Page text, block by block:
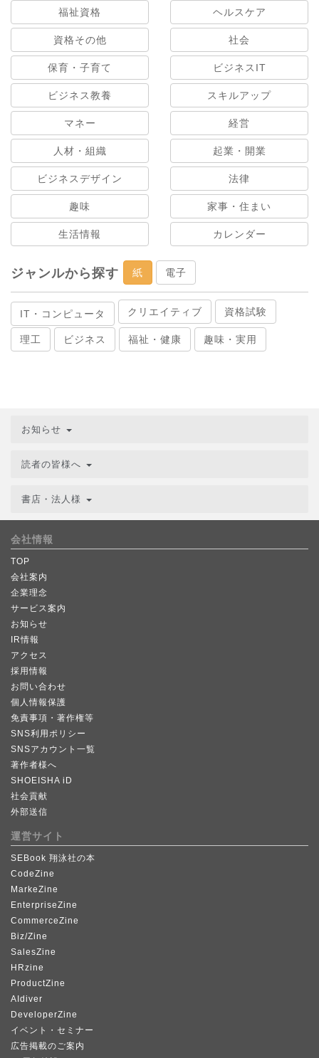
福祉資格 ヘルスケア
資格その他 社会
保育・子育て ビジネスIT
ビジネス教養 スキルアップ
マネー 経営
人材・組織 起業・開業
ビジネスデザイン 法律
趣味 家事・住まい
生活情報 カレンダー
ジャンルから探す 紙 電子
IT・コンピュータ クリエイティブ 資格試験
理工 ビジネス 福祉・健康 趣味・実用
お知らせ
読者の皆様へ
書店・法人様
会社情報
TOP
会社案内
企業理念
サービス案内
お知らせ
IR情報
アクセス
採用情報
お問い合わせ
個人情報保護
免責事項・著作権等
SNS利用ポリシー
SNSアカウント一覧
著作者様へ
SHOEISHA iD
社会貢献
外部送信
運営サイト
SEBook 翔泳社の本
CodeZine
MarkeZine
EnterpriseZine
CommerceZine
Biz/Zine
SalesZine
HRzine
ProductZine
AIdiver
DeveloperZine
イベント・セミナー
広告掲載のご案内